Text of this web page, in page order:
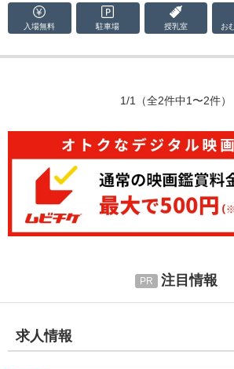
入場無料 駐車場 授乳室 お
1/1 （全2件中1〜2件）
注目情報
求人情報